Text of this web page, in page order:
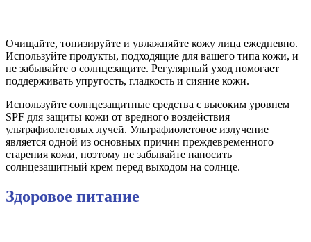
Очищайте, тонизируйте и увлажняйте кожу лица ежедневно.
Используйте продукты, подходящие для вашего типа кожи, и
не забывайте о солнцезащите. Регулярный уход помогает
поддерживать упругость, гладкость и сияние кожи.
Используйте солнцезащитные средства с высоким уровнем
SPF для защиты кожи от вредного воздействия
ультрафиолетовых лучей. Ультрафиолетовое излучение
является одной из основных причин преждевременного
старения кожи, поэтому не забывайте наносить
солнцезащитный крем перед выходом на солнце.
Здоровое питание